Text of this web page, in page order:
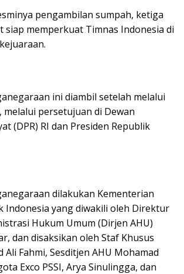
pengambilan sumpah, ketiga
siap memperkuat Timnas Indonesia di
ini diambil setelah melalui
melalui persetujuan di Dewan
(DPR) RI dan Presiden Republik
dilakukan Kementerian
Indonesia yang diwakili oleh Direktur
Hukum Umum (Dirjen AHU)
dan disaksikan oleh Staf Khusus
Ali Fahmi, Sesditjen AHU Mohamad
Exco PSSI, Arya Sinulingga, dan